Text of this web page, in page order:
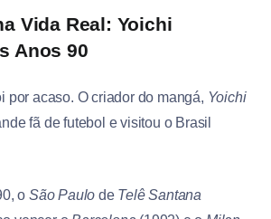
Vida Real: Yoichi
Anos 90
por acaso. O criador do mangá, Yoichi
fã de futebol e visitou o Brasil
o São Paulo deTelê Santana